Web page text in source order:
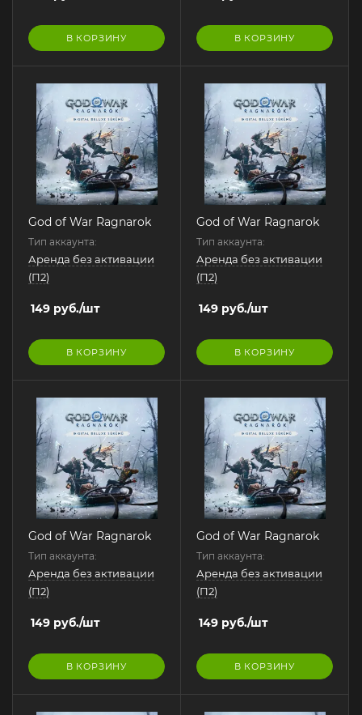
В КОРЗИНУ В КОРЗИНУ
God of War Ragnarok
Тип аккаунта:
Аренда без активации
(П2)
149 руб./шт
В КОРЗИНУ
God of War Ragnarok
Тип аккаунта:
Аренда без активации
(П2)
149 руб./шт
В КОРЗИНУ
God of War Ragnarok
Тип аккаунта:
Аренда без активации
(П2)
149 руб./шт
В КОРЗИНУ
God of War Ragnarok
Тип аккаунта:
Аренда без активации
(П2)
149 руб./шт
В КОРЗИНУ